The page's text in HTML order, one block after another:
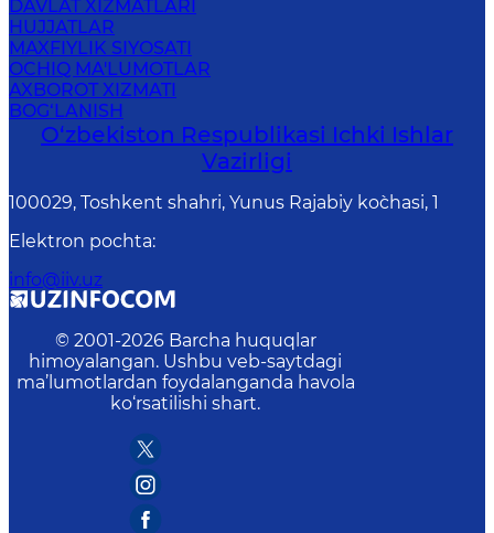
DAVLAT XIZMATLARI
HUJJATLAR
MAXFIYLIK SIYOSATI
OCHIQ MA'LUMOTLAR
AXBOROT XIZMATI
BOG‘LANISH
O‘zbеkiston Rеspublikаsi Ichki Ishlаr
Vаzirligi
100029, Toshkent shahri, Yunus Rаjаbiy ko`chаsi, 1
Elektron pochta:
info@iiv.uz
© 2001-2026 Barcha huquqlar
himoyalangan. Ushbu veb-saytdagi
ma’lumotlardan foydalanganda havola
ko‘rsatilishi shart.